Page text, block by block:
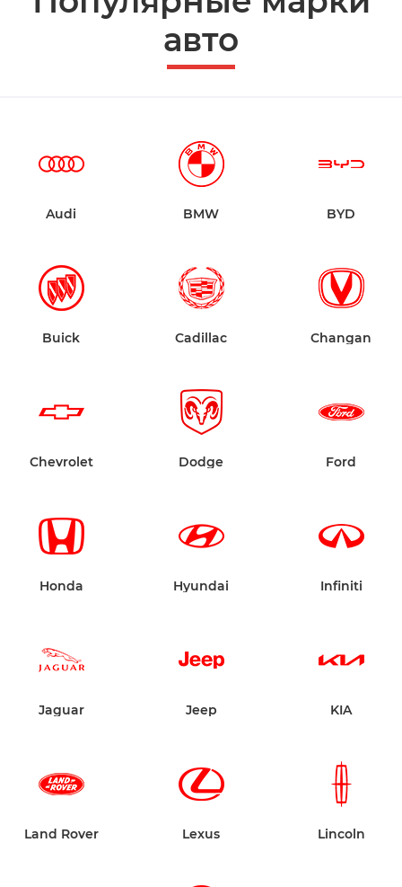
авто
Audi BMW BYD
Buick Cadillac Changan
Chevrolet Dodge Ford
Honda Hyundai Infiniti
Jaguar Jeep KIA
Land Rover Lexus Lincoln